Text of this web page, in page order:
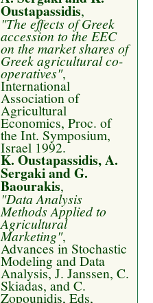
Oustapassidis,
"The effects of Greek
accession to the EEC
on the market shares of
Greek agricultural co-
operatives",
International
Association of
Agricultural
Economics, Proc. of
the Int. Symposium,
Israel 1992.
K. Oustapassidis, A.
Sergaki and G.
Baourakis,
"Data Analysis
Methods Applied to
Agricultural
Marketing",
Advances in Stochastic
Modeling and Data
Analysis, J. Janssen, C.
Skiadas, and C.
Zopounidis, Eds,